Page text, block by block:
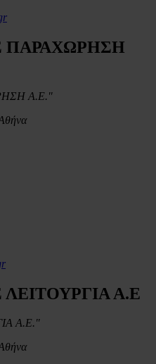
ΠΑΡΑΧΩΡΗΣΗ
Α.Ε."
Α.Ε
Α.Ε."